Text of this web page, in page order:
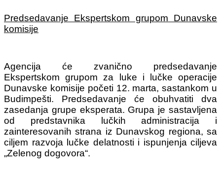
Predsedavanje Ekspertskom grupom Dunavske
komisije
Agencija će zvanično predsedavanje
Ekspertskom grupom za luke i lučke operacije
Dunavske komisije početi 12. marta, sastankom u
Budimpešti. Predsedavanje će obuhvatiti dva
zasedanja grupe eksperata. Grupa je sastavljena
od predstavnika lučkih administracija i
zainteresovanih strana iz Dunavskog regiona, sa
ciljem razvoja lučke delatnosti i ispunjenja ciljeva
„Zelenog dogovora“.